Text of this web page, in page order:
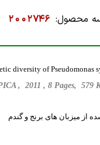
محصول: 2002746
diversity of Pseudomonas
, 2011 , 8 Pages, 579